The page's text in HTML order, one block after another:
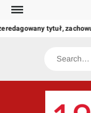
Skip
content
tytuł,
Search